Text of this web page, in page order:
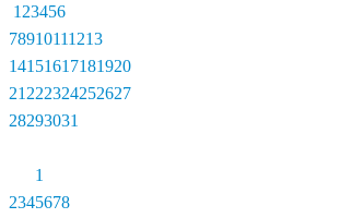
1 23456
78910111213
14151617181920
21 222324252627
28293031
1
2345678